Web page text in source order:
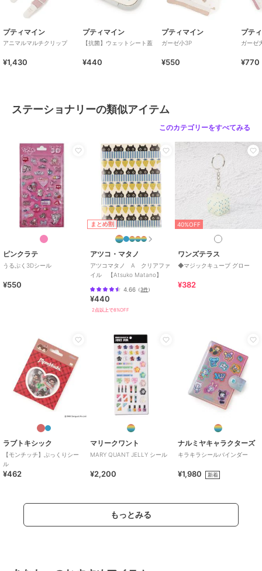
プティマイン
アニマルマルチクリップ
¥1,430
プティマイン
【抗菌】ウェットシート蓋
¥440
プティマイン
ガーゼ小3P
¥550
プテ
ガーゼ
¥770
ステーショナリーの類似アイテム
このカテゴリーをすべてみる
ピンクラテ
うるぷく3Dシール
¥550
まとめ割
アツコ・マタノ
アツコマタノ A クリアファ
イル 【Atsuko Matano】
4.66 （3件）
¥440
2点以上で8%OFF
40%OFF
ワンズテラス
◆マジックキューブ グロー
¥382
ラブトキシック
【モンチッチ】ぷっくりシー
ル
¥462
マリークワント
MARY QUANT JELLY シール
¥2,200
ナルミヤキャラクターズ
キラキラシールバインダー
¥1,980 新着
もっとみる